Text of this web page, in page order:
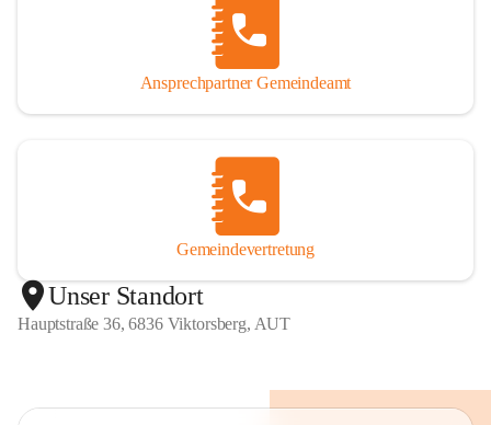
Ansprechpartner Gemeindeamt
Gemeindevertretung
Unser Standort
Hauptstraße 36, 6836 Viktorsberg, AUT